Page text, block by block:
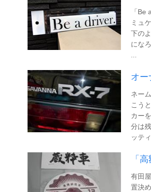
「
ミュ
下の
にな
オー
ネー
こう
カー
分は
ッテ
「
有田
置決